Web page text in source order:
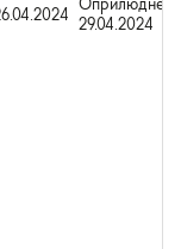
29.04.2024